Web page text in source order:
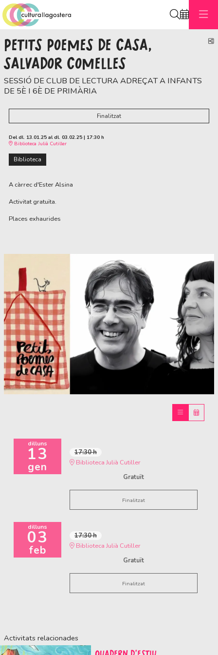
PETITS POEMES DE CASA,
SALVADOR COMELLES
SESSIÓ DE CLUB DE LECTURA ADREÇAT A INFANTS
DE 5È I 6È DE PRIMÀRIA
Finalitzat
Del dl. 13.01.25 al dl. 03.02.25 | 17:30 h
Biblioteca Julià Cutiller
Biblioteca
A càrrec d'Ester Alsina
Activitat gratuïta.
Places exhaurides
dilluns
13
gen
17:30 h
Biblioteca Julià Cutiller
Gratuït
Finalitzat
dilluns
03
feb
17:30 h
Biblioteca Julià Cutiller
Gratuït
Finalitzat
Activitats relacionades